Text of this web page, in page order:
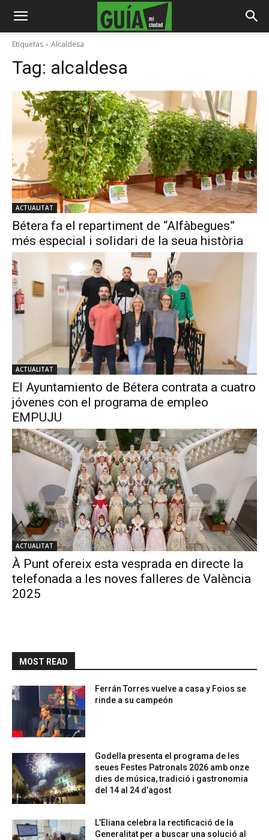
Etiquetas Alcaldesa
Tag: alcaldesa
ACTUALITAT
Bétera fa el repartiment de “Alfàbegues”
més especial i solidari de la seua història
ACTUALITAT
El Ayuntamiento de Bétera contrata a cuatro
jóvenes con el programa de empleo
EMPUJU
ACTUALITAT
À Punt ofereix esta vesprada en directe la
telefonada a les noves falleres de València
2025
MOST READ
Ferrán Torres vuelve a casa y Foios se
rinde a su campeón
Godella presenta el programa de les
seues Festes Patronals 2026 amb onze
dies de música, tradició i gastronomia
del 14 al 24 d’agost
L’Eliana celebra la rectificació de la
Generalitat per a buscar una solució al